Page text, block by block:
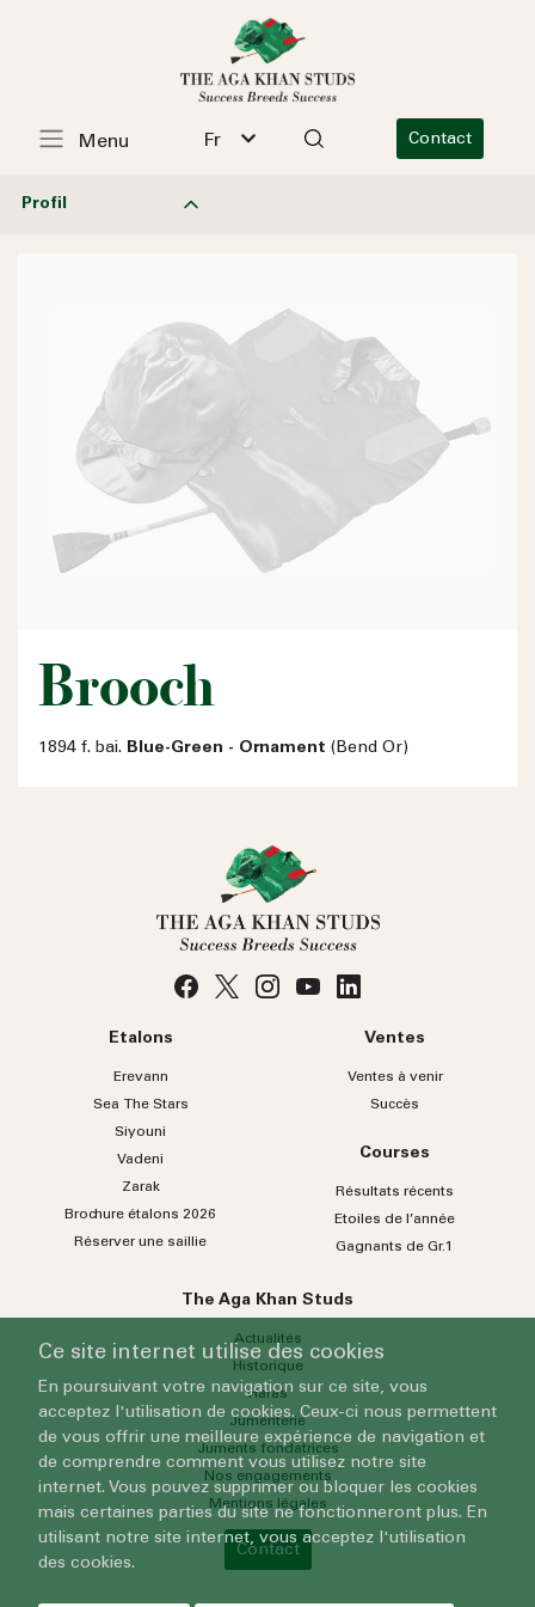
Fr Contact
Menu
Profil
Brooch
1894 f. bai. Blue-Green - Ornament (Bend Or)
Etalons
Erevann
Sea TheStars
Siyouni
Vadeni
Zarak
Brochure étalons 2026
Réserver une saillie
Ventes
Ventes à venir
Succès
Courses
Résultats récents
Etoiles de l’année
Gagnants de Gr.1
The Aga Khan Studs
Actualités
Historique
Haras
Jumenterie
Juments fondatrices
Nos engagements
Mentions légales
Contact
Ce site internet utilise des cookies
En poursuivant votre navigation sur ce site, vous
acceptez l'utilisation de cookies. Ceux-ci nous permettent
de vous offrir une meilleure expérience de navigation et
de comprendre comment vous utilisez notre site
internet. Vous pouvez supprimer ou bloquer les cookies
mais certaines parties du site ne fonctionneront plus. En
utilisant notre site internet, vous acceptez l'utilisation
des cookies.